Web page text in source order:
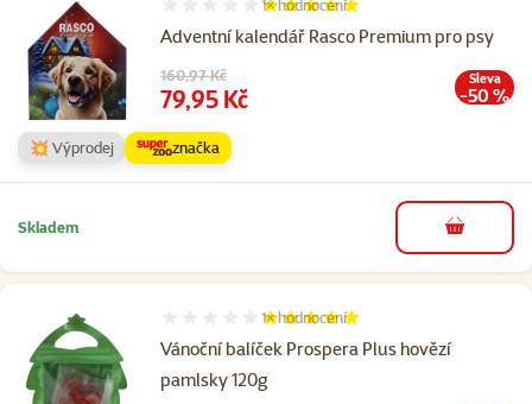
Adventní kalendář Rasco Premium pro psy
Hodnocení 100%, počet hodnocení: 1
1×hodnocení
Původní cena
160,97 Kč
Cena
79,95 Kč
Sleva
-50 %
💥 Výprodej značka
Skladem do košíku
Vánoční balíček Prospera Plus hovězí
pamlsky 120g
Hodnocení 100%, počet hodnocení: 1
1×hodnocení